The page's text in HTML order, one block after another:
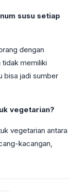
susu setiap
dengan
tidak memiliki
bisa jadi sumber
vegetarian?
vegetarian antara
kacangan,